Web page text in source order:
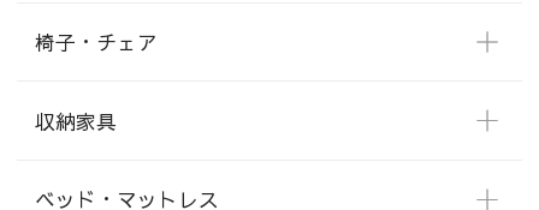
椅子・チェア
収納家具
ベッド・マットレス